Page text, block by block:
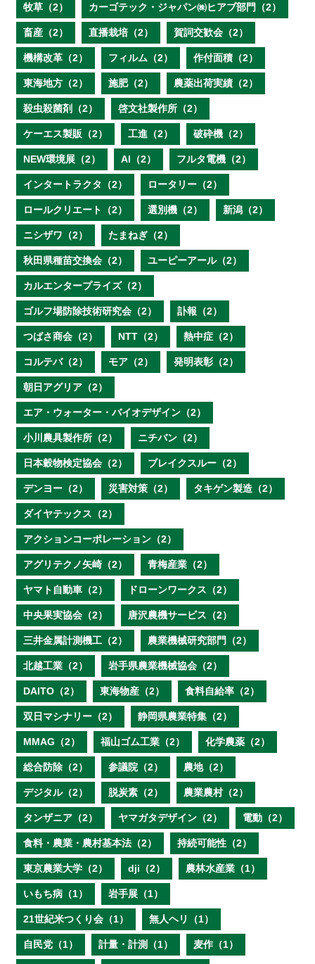
牧草（2） カーゴテック・ジャパン㈱ヒアブ部門（2）
畜産（2） 直播栽培（2） 賀詞交歓会（2）
機構改革（2） フィルム（2） 作付面積（2）
東海地方（2） 施肥（2） 農薬出荷実績（2）
殺虫殺菌剤（2） 啓文社製作所（2）
ケーエス製販（2） 工進（2） 破砕機（2）
NEW環境展（2） AI（2） フルタ電機（2）
インタートラクタ（2） ロータリー（2）
ロールクリエート（2） 選別機（2） 新潟（2）
ニシザワ（2） たまねぎ（2）
秋田県種苗交換会（2） ユーピーアール（2）
カルエンタープライズ（2）
ゴルフ場防除技術研究会（2） 訃報（2）
つばさ商会（2） NTT（2） 熱中症（2）
コルテバ（2） モア（2） 発明表彰（2）
朝日アグリア（2）
エア・ウォーター・バイオデザイン（2）
小川農具製作所（2） ニチバン（2）
日本穀物検定協会（2） ブレイクスルー（2）
デンヨー（2） 災害対策（2） タキゲン製造（2）
ダイヤテックス（2）
アクションコーポレーション（2）
アグリテクノ矢崎（2） 青梅産業（2）
ヤマト自動車（2） ドローンワークス（2）
中央果実協会（2） 唐沢農機サービス（2）
三井金属計測機工（2） 農業機械研究部門（2）
北越工業（2） 岩手県農業機械協会（2）
DAITO（2） 東海物産（2） 食料自給率（2）
双日マシナリー（2） 静岡県農業特集（2）
MMAG（2） 福山ゴム工業（2） 化学農薬（2）
総合防除（2） 参議院（2） 農地（2）
デジタル（2） 脱炭素（2） 農業農村（2）
タンザニア（2） ヤマガタデザイン（2） 電動（2）
食料・農業・農村基本法（2） 持続可能性（2）
東京農業大学（2） dji（2） 農林水産業（1）
いもち病（1） 岩手展（1）
21世紀米つくり会（1） 無人ヘリ（1）
自民党（1） 計量・計測（1） 麦作（1）